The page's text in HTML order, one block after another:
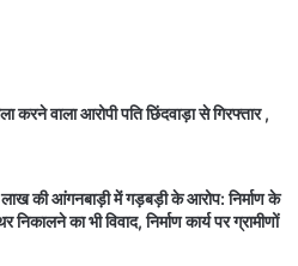
वाला आरोपी पति छिंदवाड़ा से गिरफ्तार ,
की आंगनबाड़ी में गड़बड़ी के आरोप: निर्माण के
का भी विवाद, निर्माण कार्य पर ग्रामीणों